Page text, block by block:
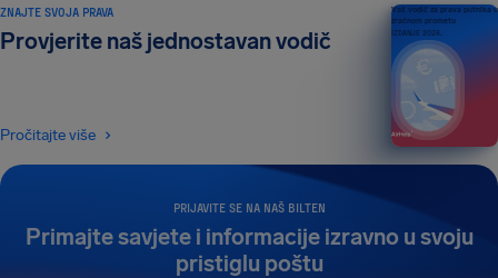
PRIJAVITE SE NA NAŠ BILTEN
Primajte savjete i informacije izravno u svoju
pristiglu poštu
ZNAJTE SVOJA PRAVA
Provjerite naš jednostavan vodič
Pročitajte više
Vaš vodič za prava putnika u
zračnom prometu
IZDANJE 2026.